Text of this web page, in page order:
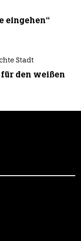
eingehen“
Stadt
für den weißen